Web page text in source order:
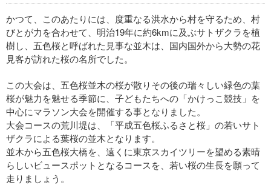
かつて、このあたりには、度重なる洪水から村を守るため、村
びとが力を合わせて、明治19年に約6kmに及ぶサトザクラを植
樹し、五色桜と呼ばれた見事な並木は、国内国外から大勢の花
見客が訪れた桜の名所でした。
この大会は、五色桜並木の桜が散りその後の瑞々しい緑色の葉
桜が魅力を魅せる季節に、子どもたちへの「かけっこ競技」を
中心にマラソン大会を開催する事となりました。
大会コースの荒川堤は、「平成五色桜ふるさと桜」の若いサト
ザクラによる葉桜の並木となります。
並木から五色桜大橋を、遠くに東京スカイツリーを望める素晴
らしいビュースポットとなるコースを、若い桜の生長を願って
走りましょう。